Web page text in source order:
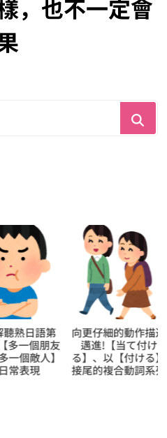
，也不一定會
的動作描述
当て付け
【付ける】
合動詞系列
向更仔細的動作描述
邁進!【寝静ま
る】、以【静まる】
接尾的複合動詞系列